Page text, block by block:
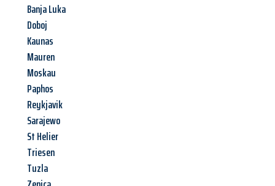
Banja Luka
Doboj
Kaunas
Mauren
Moskau
Paphos
Reykjavik
Sarajewo
St Helier
Triesen
Tuzla